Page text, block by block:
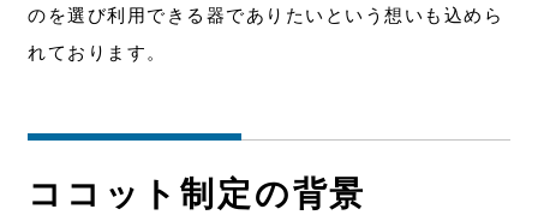
のを選び利用できる器でありたいという想いも込めら
れております。
ココット制定の背景